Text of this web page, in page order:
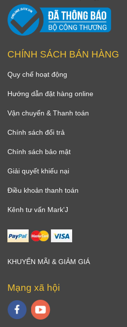
CHÍNH SÁCH BÁN HÀNG
Quy chế hoạt động
Hướng dẫn đặt hàng online
Vận chuyển & Thanh toán
Chính sách đổi trả
Chính sách bảo mật
Giải quyết khiếu nại
Điều khoản thanh toán
Kênh tư vấn Mark'J
KHUYẾN MÃI & GIẢM GIÁ
Mạng xã hội